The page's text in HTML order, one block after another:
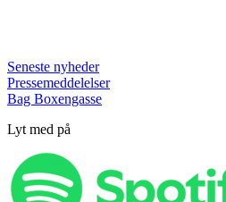
Seneste nyheder
Pressemeddelelser
Bag Boxengasse
Lyt med på